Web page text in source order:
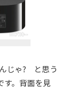
じゃ? と思う
す。背面を見